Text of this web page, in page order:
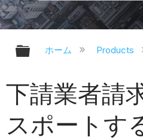
グローバル階
ホーム Products
下請業者請
スポートす